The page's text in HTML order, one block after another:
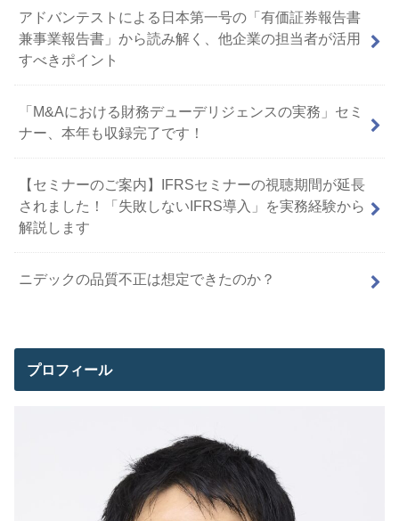
アドバンテストによる日本第一号の「有価証券報告書
兼事業報告書」から読み解く、他企業の担当者が活用
すべきポイント
「M&Aにおける財務デューデリジェンスの実務」セミ
ナー、本年も収録完了です！
【セミナーのご案内】IFRSセミナーの視聴期間が延長
されました！「失敗しないIFRS導入」を実務経験から
解説します
ニデックの品質不正は想定できたのか？
プロフィール